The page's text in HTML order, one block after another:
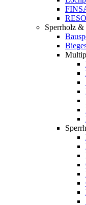
Sperrholz &